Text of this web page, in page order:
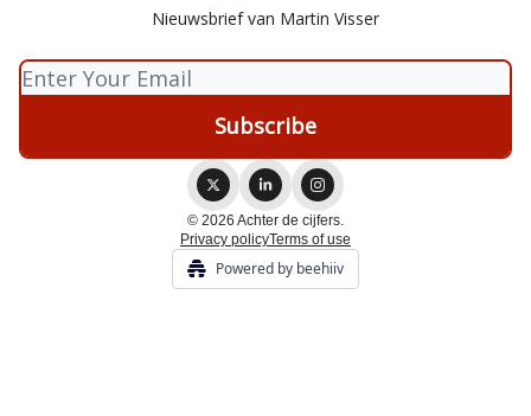
Nieuwsbrief van Martin Visser
© 2026 Achter de cijfers.
Privacy policyTerms of use
Powered by beehiiv